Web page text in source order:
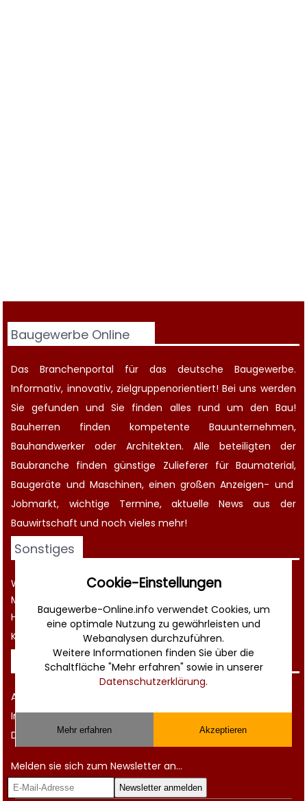
Baugewerbe Online
Das Branchenportal für das deutsche Baugewerbe.
Informativ, innovativ, zielgruppenorientiert! Bei uns werden
Sie gefunden und Sie finden alles rund um den Bau!
Bauherren finden kompetente Bauunternehmen,
Bauhandwerker oder Architekten. Alle beteiligten der
Baubranche finden günstige Zulieferer für Baumaterial,
Baugeräte und Maschinen, einen großenAnzeigen- und
Jobmarkt, wichtige Termine, aktuelleNews aus der
Bauwirtschaft und noch vieles mehr!
Sonstiges
Werbung
Musterverträge und Vorlagen
Hilfe
Kontakt
Rechtliches
AGB
Impressum
Datenschutz
Melden sie sich zum Newsletter an...
Cookie-Einstellungen
Baugewerbe-Online.info verwendet Cookies, um
eine optimale Nutzung zu gewährleisten und
Webanalysen durchzuführen.
Weitere Informationen finden Sie über die
Schaltfläche "Mehr erfahren" sowie in unserer
Datenschutzerklärung.
Mehr erfahren Akzeptieren